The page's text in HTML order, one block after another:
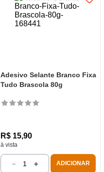
Adesivo Selante Branco Fixa
Tudo Brascola 80g
R$ 15,90
à vista
＋
－ ADICIONAR